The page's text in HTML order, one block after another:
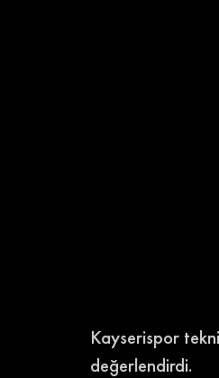
Kayserispor
değerlendirdi.